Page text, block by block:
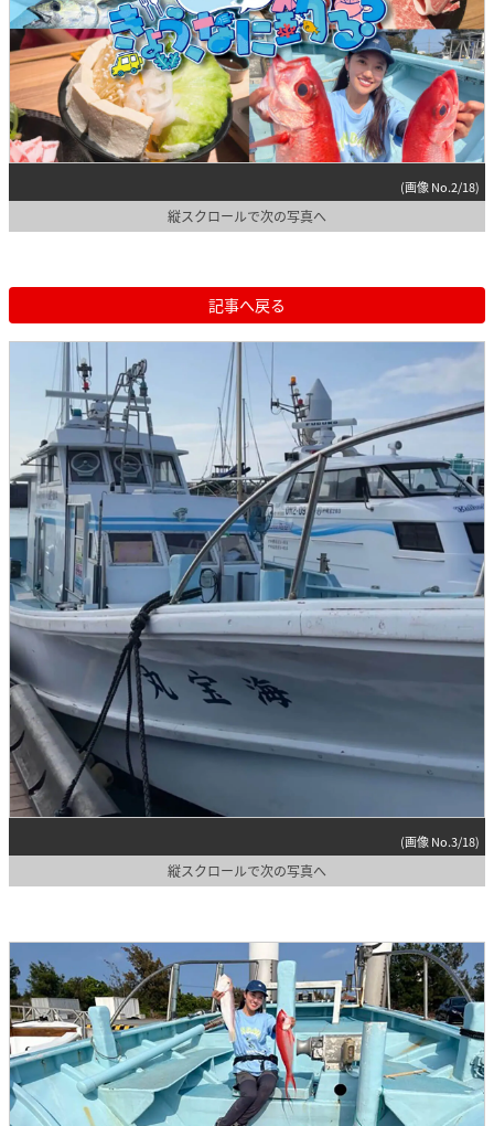
(画像 No.2/18)
縦スクロールで次の写真へ
記事へ戻る
(画像 No.3/18)
縦スクロールで次の写真へ